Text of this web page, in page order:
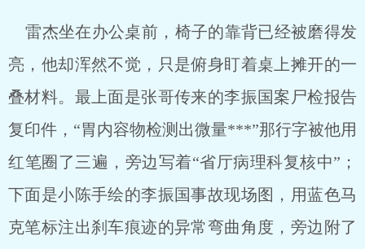
雷杰坐在办公桌前，椅子的靠背已经被磨得发
亮，他却浑然不觉，只是俯身盯着桌上摊开的一
叠材料。最上面是张哥传来的李振国案尸检报告
复印件，“胃内容物检测出微量***”那行字被他用
红笔圈了三遍，旁边写着“省厅病理科复核中”；
下面是小陈手绘的李振国事故现场图，用蓝色马
克笔标注出刹车痕迹的异常弯曲角度，旁边附了